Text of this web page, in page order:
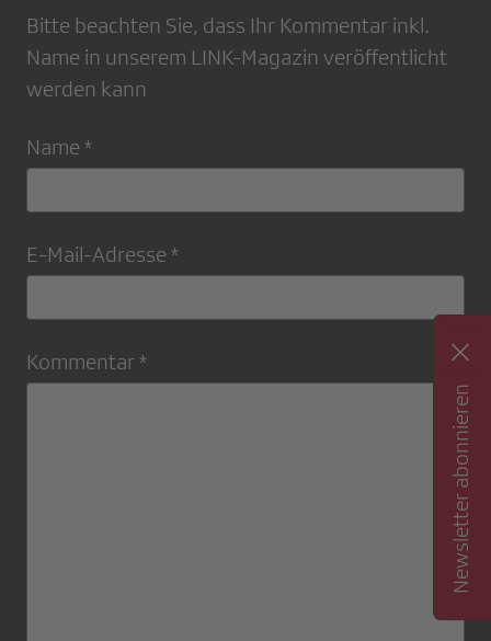
Bitte beachten Sie, dass Ihr Kommentar inkl.
Name in unserem LINK-Magazin veröffentlicht
werden kann
Name *
E-Mail-Adresse *
Kommentar *
Newsletter abonnieren